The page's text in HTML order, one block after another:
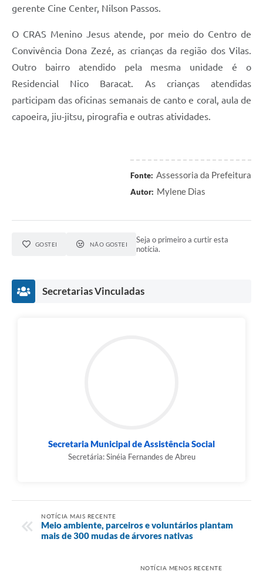
gerente Cine Center, Nilson Passos.
O CRAS Menino Jesus atende, por meio do Centro de
Convivência Dona Zezé, as crianças da região dos Vilas.
Outro bairro atendido pela mesma unidade é o
Residencial Nico Baracat. As crianças atendidas
participam das oficinas semanais de canto e coral, aula de
capoeira, jiu-jitsu, pirografia e outras atividades.
Fonte: Assessoria da Prefeitura
Autor: Mylene Dias
GOSTEI NÃO GOSTEI
Seja o primeiro a curtir esta
notícia.
Secretarias Vinculadas
Secretaria Municipal de Assistência Social
Secretária: Sinéia Fernandes de Abreu
NOTÍCIA MAIS RECENTE
Meio ambiente, parceiros e voluntários plantam
mais de 300 mudas de árvores nativas
NOTÍCIA MENOS RECENTE